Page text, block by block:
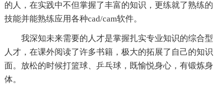
的人，在实践中不但掌握了丰富的知识，更练就了熟练的
技能并能熟练应用各种cad/cam软件。
我深知未来需要的人才是掌握扎实专业知识的综合型
人才，在课外阅读了许多书籍，极大的拓展了自己的知识
面。放松的时候打篮球、乒乓球，既愉悦身心，有锻炼身
体。